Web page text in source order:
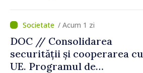
/ Acum 1 zi
DOC // Consolidarea
securității și cooperarea cu
UE. Programul de